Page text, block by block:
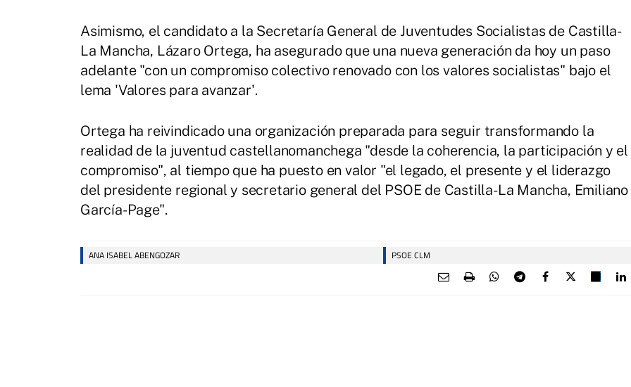
Asimismo, el candidato a la Secretaría General de Juventudes Socialistas de Castilla-
La Mancha, Lázaro Ortega, ha asegurado que una nueva generación da hoy un paso
adelante "con un compromiso colectivo renovado con los valores socialistas" bajo el
lema 'Valores para avanzar'.
Ortega ha reivindicado una organización preparada para seguir transformando la
realidad de la juventud castellanomanchega "desde la coherencia, la participación y el
compromiso", al tiempo que ha puesto en valor "el legado, el presente y el liderazgo
del presidente regional y secretario general del PSOE de Castilla-La Mancha, Emiliano
García-Page".
ANA ISABEL ABENGOZAR PSOE CLM